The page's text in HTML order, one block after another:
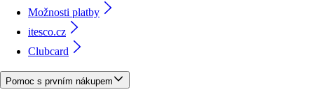
Možnosti platby
itesco.cz
Clubcard
Pomoc s prvním nákupem